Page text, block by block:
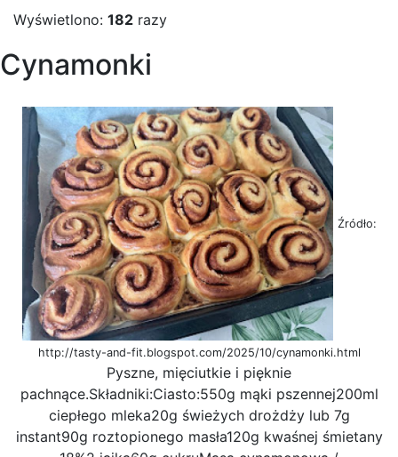
Wyświetlono: 182 razy
Cynamonki
Źródło:
http://tasty-and-fit.blogspot.com/2025/10/cynamonki.html
Pyszne, mięciutkie i pięknie
pachnące.Składniki:Ciasto:550g mąki pszennej200ml
ciepłego mleka20g świeżych drożdży lub 7g
instant90g roztopionego masła120g kwaśnej śmietany